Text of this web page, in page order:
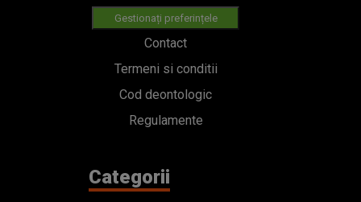
Categorii
Stiri
Emisiuni
Echipa
Concursuri
HOT40